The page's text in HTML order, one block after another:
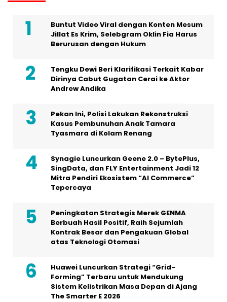
Buntut Video Viral dengan Konten Mesum
Jillat Es Krim, Selebgram Oklin Fia Harus
Berurusan dengan Hukum
Tengku Dewi Beri Klarifikasi Terkait Kabar
Dirinya Cabut Gugatan Cerai ke Aktor
Andrew Andika
Pekan Ini, Polisi Lakukan Rekonstruksi
Kasus Pembunuhan Anak Tamara
Tyasmara di Kolam Renang
Synagie Luncurkan Geene 2.0 – BytePlus,
SingData, dan FLY Entertainment Jadi 12
Mitra Pendiri Ekosistem “AI Commerce”
Tepercaya
Peningkatan Strategis Merek GENMA
Berbuah Hasil Positif, Raih Sejumlah
Kontrak Besar dan Pengakuan Global
atas Teknologi Otomasi
Huawei Luncurkan Strategi “Grid-
Forming” Terbaru untuk Mendukung
Sistem Kelistrikan Masa Depan di Ajang
The Smarter E 2026